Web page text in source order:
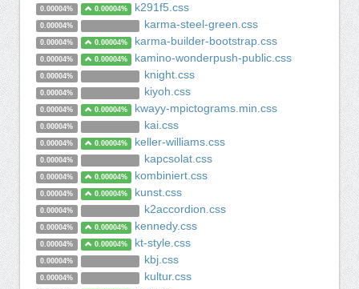
0.00004% 0.00004% k291f5.css
0.00004% karma-steel-green.css
0.00004% 0.00004% karma-builder-bootstrap.css
0.00004% 0.00004% kamino-wonderpush-public.css
0.00004% knight.css
0.00004% kiyoh.css
0.00004% 0.00004% kwayy-mpictograms.min.css
0.00004% kai.css
0.00004% 0.00004% keller-williams.css
0.00004% kapcsolat.css
0.00004% 0.00004% kombiniert.css
0.00004% 0.00004% kunst.css
0.00004% k2accordion.css
0.00004% 0.00004% kennedy.css
0.00004% 0.00004% kt-style.css
0.00004% kbj.css
0.00004% kultur.css